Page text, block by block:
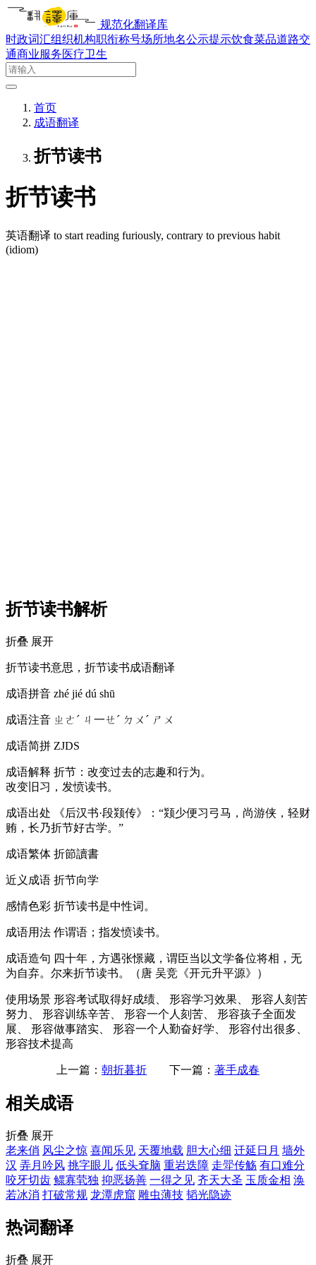
规范化翻译库
时政词汇组织机构职衔称号场所地名公示提示饮食菜品道路交
通商业服务医疗卫生
首页
成语翻译
折节读书
折节读书
英语翻译 to start reading furiously, contrary to previous habit
(idiom)
折节读书解析
折叠 展开
折节读书意思，折节读书成语翻译
成语拼音 zhé jié dú shū
成语注音 ㄓㄜˊ ㄐ一ㄝˊ ㄉㄨˊ ㄕㄨ
成语简拼 ZJDS
成语解释 折节：改变过去的志趣和行为。
改变旧习，发愤读书。
成语出处 《后汉书·段颎传》：“颎少便习弓马，尚游侠，轻财
贿，长乃折节好古学。”
成语繁体 折節讀書
近义成语 折节向学
感情色彩 折节读书是中性词。
成语用法 作谓语；指发愤读书。
成语造句 四十年，方遇张憬藏，谓臣当以文学备位将相，无
为自弃。尔来折节读书。（唐 吴竞《开元升平源》）
使用场景 形容考试取得好成绩、 形容学习效果、 形容人刻苦
努力、 形容训练辛苦、 形容一个人刻苦、 形容孩子全面发
展、 形容做事踏实、 形容一个人勤奋好学、 形容付出很多、
形容技术提高
上一篇： 朝折暮折 下一篇： 著手成春
相关成语
折叠 展开
老来俏 风尘之惊 喜闻乐见 天覆地载 胆大心细 迁延日月 墙外
汉 弄月吟风 挑字眼儿 低头耷脑 重岩迭障 走斝传觞 有口难分
咬牙切齿 鳏寡茕独 抑恶扬善 一得之见 齐天大圣 玉质金相 涣
若冰消 打破常规 龙潭虎窟 雕虫薄技 韬光隐迹
热词翻译
折叠 展开